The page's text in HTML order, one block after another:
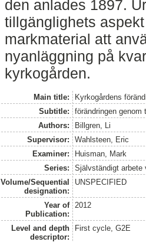
den anlades 1897.
tillgänglighets
markmaterial att
nyanläggning på
kyrkogården.
Main title:
Kyrkogårdens
Subtitle:
förändringen
Authors:
Billgren, Li
Supervisor:
Wahlsteen, Eric
Examiner:
Huisman, Mark
Series:
Självständigt arbete
Volume/Sequential
designation:
UNSPECIFIED
Year of
Publication:
2012
Level and depth
descriptor:
First cycle, G2E